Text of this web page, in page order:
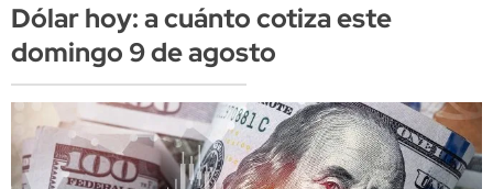
Dólar hoy: a cuánto cotiza este
domingo 9 de agosto